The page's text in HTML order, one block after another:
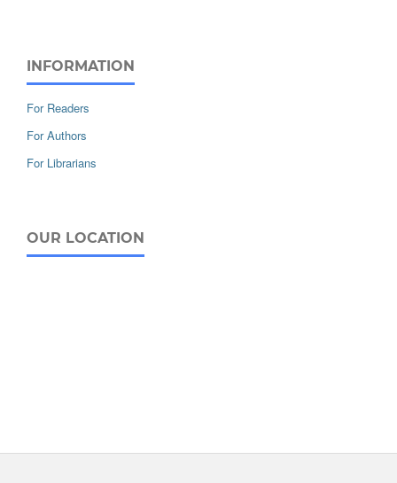
INFORMATION
For Readers
For Authors
For Librarians
OUR LOCATION